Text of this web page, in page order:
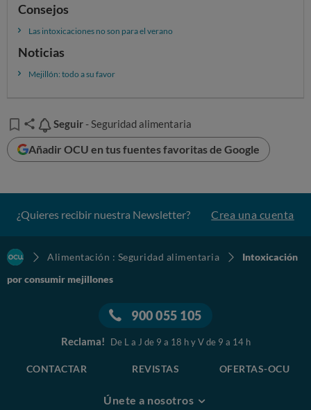
Consejos
Las intoxicaciones no son para el verano
Noticias
Mejillón: todo a su favor
Seguir
Seguir - Seguridad alimentaria
Añadir OCU en tus fuentes favoritas de Google
¿Quieres recibir nuestra Newsletter? Crea una cuenta
Alimentación : Seguridad alimentaria
Intoxicación
por consumir mejillones
900 055 105
Reclama! De L a J de 9 a 18 h y V de 9 a 14 h
CONTACTAR REVISTAS OFERTAS-OCU
Únete a nosotros